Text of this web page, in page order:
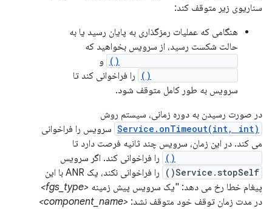
سناریوی زیر متوقف کند:
هنگامی که عملیات رمزگذاری به پایان رسید یا به
حالت شکست رسید، از سرویس بخواهید که
و
را فراخوانی کند تا
سرویس به طور کامل متوقف شود.
در صورت رسیدن به دوره زمانی، سیستم روش
Service.onTimeout(int, int) سرویس را فراخوانی
می کند. در این زمان، سرویس چند ثانیه فرصت دارد تا
را فراخوانی کند. اگر سرویس
Service.stopSelf()
را فراخوانی نکند، یک ANR با این
پیغام خطا رخ می دهد: "یک سرویس پیش زمینه <fgs_type>
در مدت زمان توقف خود متوقف نشد: <component_name>